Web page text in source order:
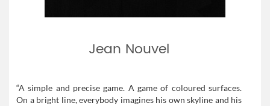
Jean Nouvel
“A simple and precise game. A game of coloured surfaces.
On a bright line, everybody imagines his own skyline and his